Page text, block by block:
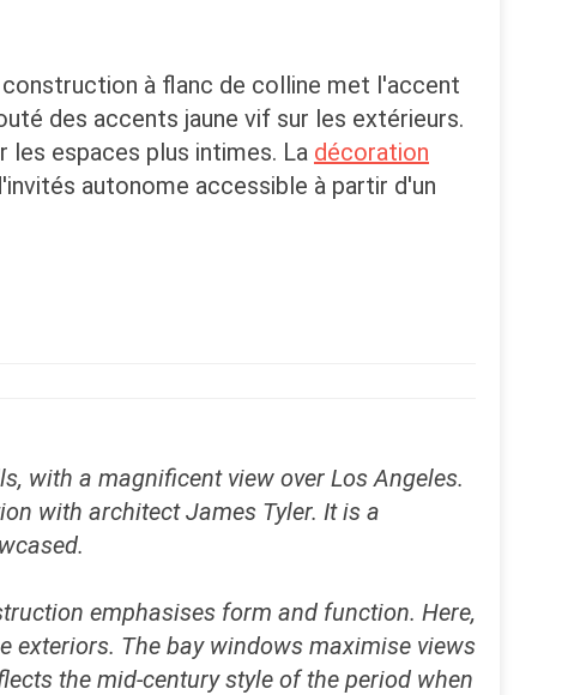
à flanc de colline met l'accent
des accents jaune vif sur les extérieurs.
les espaces plus intimes. La décoration
autonome accessible à partir d'un
with a magnificent view over Los Angeles.
with architect James Tyler. It is a
emphasises form and function. Here,
exteriors. The bay windows maximise views
the mid-century style of the period when